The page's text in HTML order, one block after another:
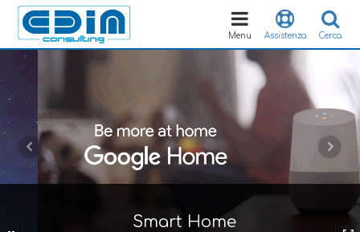
Cerca
Assistenza
Toggle
navigation
Menu
Smart Home